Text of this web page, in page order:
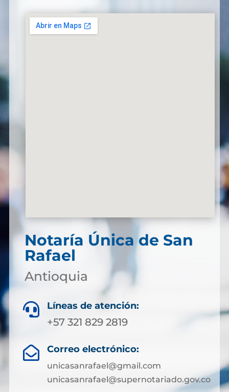
Notaría Única de San
Rafael
Antioquia
 Líneas de atención:
+57 321 829 2819
 Correo electrónico:
unicasanrafael@gmail.com
unicasanrafael@supernotariado.gov.co